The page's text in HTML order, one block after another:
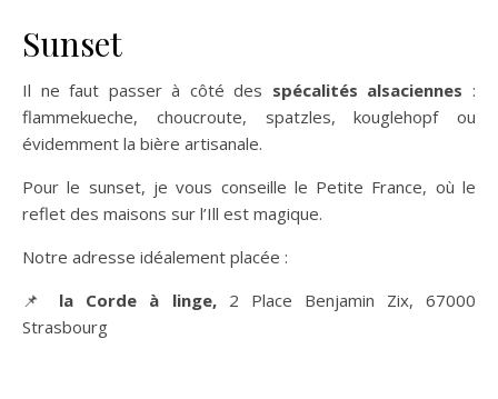
Sunset
Il ne faut passer à côté des spécalités alsaciennes :
flammekueche, choucroute, spatzles, kouglehopf ou
évidemment la bière artisanale.
Pour le sunset, je vous conseille le Petite France, où le
reflet des maisons sur l’Ill est magique.
Notre adresse idéalement placée :
📌
la Corde à linge,2 Place Benjamin Zix, 67000
Strasbourg